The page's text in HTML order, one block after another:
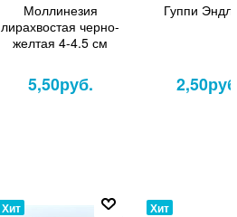
Моллинезия
лирахвостая черно-
желтая 4-4.5 см
5,50руб.
Гуппи
2,50
Хит
Хит